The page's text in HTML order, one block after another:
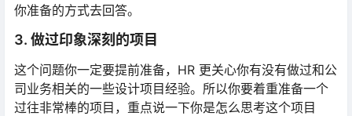
你准备的方式去回答。
3. 做过印象深刻的项目
这个问题你一定要提前准备，HR 更关心你有没有做过和公
司业务相关的一些设计项目经验。所以你要着重准备一个
过往非常棒的项目，重点说一下你是怎么思考这个项目